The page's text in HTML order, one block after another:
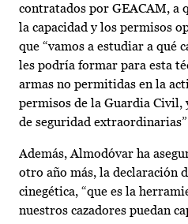
contratados por GEACAM, a
la capacidad y los permisos
que “vamos a estudiar a qué
les podría formar para esta
armas no permitidas en la
permisos de la Guardia Civil,
de seguridad
Además, Almodóvar ha
otro año más, la declaración
cinegética, “que es la
nuestros cazadores puedan